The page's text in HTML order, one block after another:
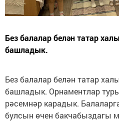
Без балалар белән татар
башладык.
Без балалар белән татар
башладык. Орнаментлар
рәсемнәр карадык.
булсын өчен бакчабыздагы